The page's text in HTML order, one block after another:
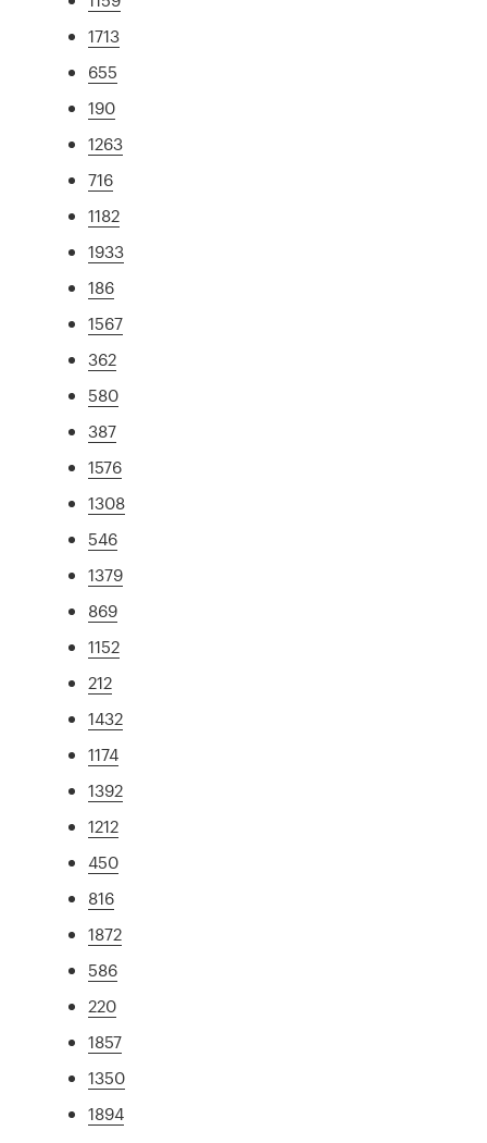
1713
655
190
1263
716
1182
1933
186
1567
362
580
387
1576
1308
546
1379
869
1152
212
1432
1174
1392
1212
450
816
1872
586
220
1857
1350
1894